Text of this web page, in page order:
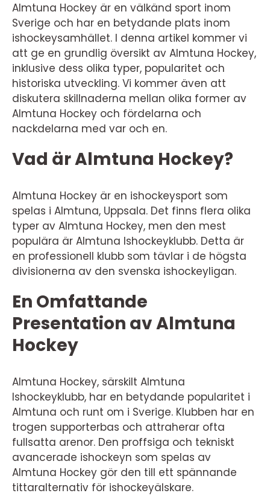
Almtuna Hockey är en välkänd sport inom
Sverige och har en betydande plats inom
ishockeysamhället. I denna artikel kommer vi
att ge en grundlig översikt av Almtuna Hockey,
inklusive dess olika typer, popularitet och
historiska utveckling. Vi kommer även att
diskutera skillnaderna mellan olika former av
Almtuna Hockey och fördelarna och
nackdelarna med var och en.
Vad är Almtuna Hockey?
Almtuna Hockey är en ishockeysport som
spelas i Almtuna, Uppsala. Det finns flera olika
typer av Almtuna Hockey, men den mest
populära är Almtuna Ishockeyklubb. Detta är
en professionell klubb som tävlar i de högsta
divisionerna av den svenska ishockeyligan.
En Omfattande
Presentation av Almtuna
Hockey
Almtuna Hockey, särskilt Almtuna
Ishockeyklubb, har en betydande popularitet i
Almtuna och runt om i Sverige. Klubben har en
trogen supporterbas och attraherar ofta
fullsatta arenor. Den proffsiga och tekniskt
avancerade ishockeyn som spelas av
Almtuna Hockey gör den till ett spännande
tittaralternativ för ishockeyälskare.